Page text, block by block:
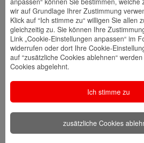
Kontakt
speichern
Walletkarte
hinzufügen
Website
Kunden
wir auf Grundlage Ihrer Zustimmung
Klick auf “Ich stimme zu“ willigen Sie allen
gleichzeitig zu. Sie können Ihre
Link „Cookie-Einstellungen anpassen“ im
widerrufen oder dort Ihre Cookie-
auf “zusätzliche Cookies ablehnen“
Cookies abgelehnt.
Ich stimme zu
zusätzliche Cookies